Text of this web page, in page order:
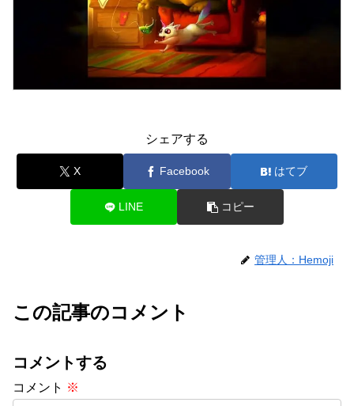
シェアする
X Facebook はてブ
LINE コピー
管理人：Hemoji
この記事のコメント
コメントする
コメント ※